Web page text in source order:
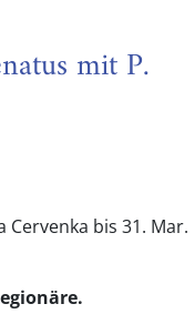
mit P.
Cervenka bis 31. Mar.